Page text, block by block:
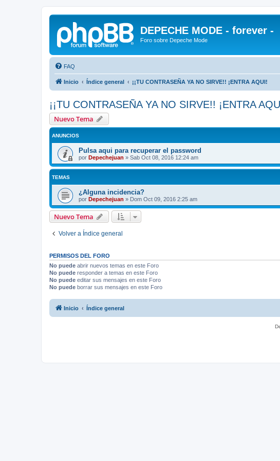
DEPECHE MODE - forever -
Foro sobre Depeche Mode
FAQ
Inicio Índice general ¡¡TU CONTRASEÑA YA NO SIRVE!! ¡ENTRA AQUI!
¡¡TU CONTRASEÑA YA NO SIRVE!! ¡ENTRA
Nuevo Tema
ANUNCIOS
Pulsa aqui para recuperar el password
por Depechejuan » Sab Oct 08, 2016 12:24 am
TEMAS
¿Alguna incidencia?
por Depechejuan » Dom Oct 09, 2016 2:25 am
Nuevo Tema
Volver a Índice general
PERMISOS DEL FORO
No puede abrir nuevos temas en este Foro
No puede responder a temas en este Foro
No puede editar sus mensajes en este Foro
No puede borrar sus mensajes en este Foro
Inicio Índice general